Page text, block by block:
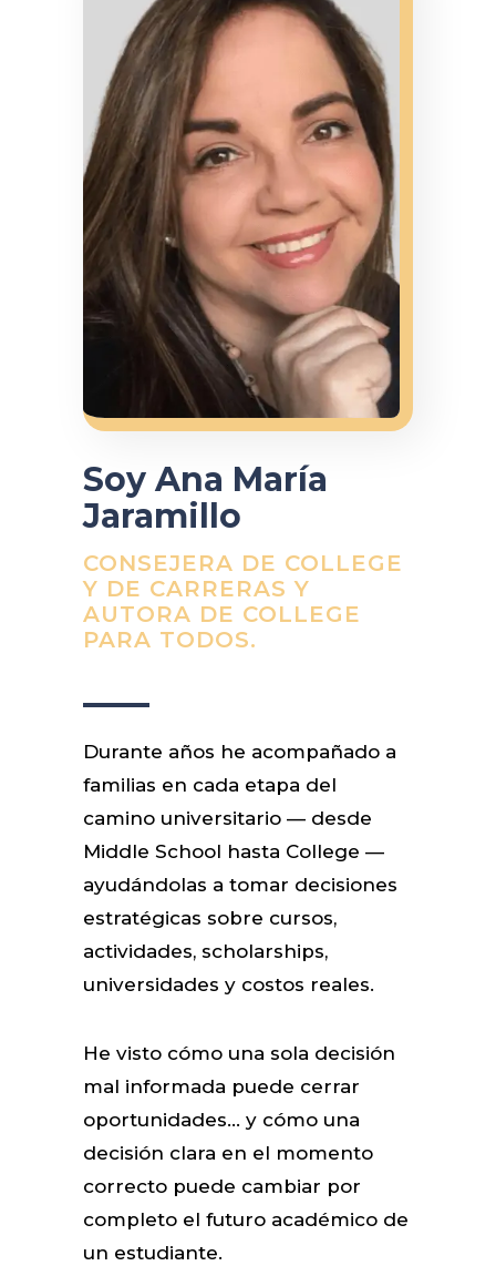
Soy Ana María
Jaramillo
CONSEJERA DE COLLEGE
Y DE CARRERAS Y
AUTORA DE COLLEGE
PARA TODOS.
Durante años he acompañado a
familias en cada etapa del
camino universitario — desde
Middle School hasta College —
ayudándolas a tomar decisiones
estratégicas sobre cursos,
actividades, scholarships,
universidades y costos reales.
He visto cómo una sola decisión
mal informada puede cerrar
oportunidades… y cómo una
decisión clara en el momento
correcto puede cambiar por
completo el futuro académico de
un estudiante.